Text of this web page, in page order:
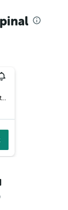
Carretera A Espinal Girardot Km 1, Espinal, Kolumbien